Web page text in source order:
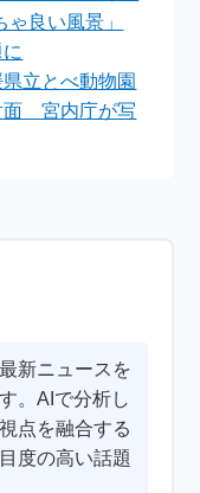
良い風景」
立とべ動物園
面 宮内庁が写
新ニュースを
。AIで分析し
点を融合する
度の高い話題